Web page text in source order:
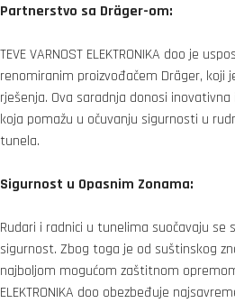
Partnerstvo sa Dräger-om:
TEVE VARNOST ELEKTRONIKA doo je
renomiranim proizvođačem Dräger, koji
rješenja. Ova saradnja donosi
koja pomažu u očuvanju sigurnosti u
tunela.
Sigurnost u Opasnim Zonama:
Rudari i radnici u tunelima suočavaju se
sigurnost. Zbog toga je od suštinskog
najboljom mogućom zaštitnom opremom.
ELEKTRONIKA doo obezbeđuje